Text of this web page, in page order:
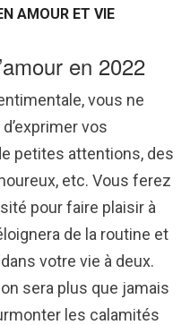
AMOUR ET VIE
en 2022
vous ne
vos
petites attentions, des
etc. Vous ferez
pour faire plaisir à
de la routine et
votre vie à deux.
sera plus que jamais
les calamités